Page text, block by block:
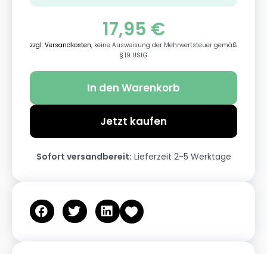
17,95 €
zzgl. Versandkosten, keine Ausweisung der Mehrwertsteuer gemäß
§ 19 UStG
In den Warenkorb
Jetzt kaufen
Sofort versandbereit: Lieferzeit 2-5 Werktage